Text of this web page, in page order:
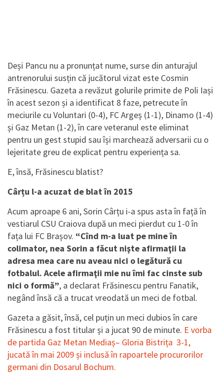
Deși Pancu nu a pronunțat nume, surse din anturajul
antrenorului susțin că jucătorul vizat este Cosmin
Frăsinescu. Gazeta a revăzut golurile primite de Poli Iași
în acest sezon și a identificat 8 faze, petrecute în
meciurile cu Voluntari (0-4), FC Argeș (1-1), Dinamo (1-4)
și Gaz Metan (1-2), în care veteranul este eliminat
pentru un gest stupid sau își marchează adversarii cu o
lejeritate greu de explicat pentru experiența sa.
E, însă, Frăsinescu blatist?
Cârțu l-a acuzat de blat în 2015
Acum aproape 6 ani, Sorin Cârțu i-a spus asta în față în
vestiarul CSU Craiova după un meci pierdut cu 1-0 în
fața lui FC Brașov. “Cînd m-a luat pe mine în
colimator, nea Sorin a făcut nişte afirmaţii la
adresa mea care nu aveau nici o legătură cu
fotbalul. Acele afirmaţii mie nu îmi fac cinste sub
nici o formă”, a declarat Frăsinescu pentru Fanatik,
negând însă că a trucat vreodată un meci de fotbal.
Gazeta a găsit, însă, cel puțin un meci dubios în care
Frăsinescu a fost titular și a jucat 90 de minute. E vorba
de partida Gaz Metan Mediaș– Gloria Bistrița 3-1,
jucată în mai 2009 și inclusă în rapoartele procurorilor
germani din Dosarul Bochum.